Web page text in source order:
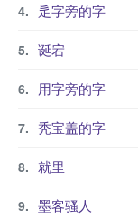
辵字旁的字
诞宕
用字旁的字
秃宝盖的字
就里
墨客骚人